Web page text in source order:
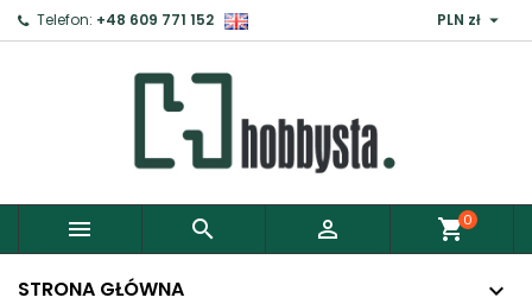
Telefon: +48 609 771 152 PLN zł 
   shopping_cart0
STRONA GŁÓWNA